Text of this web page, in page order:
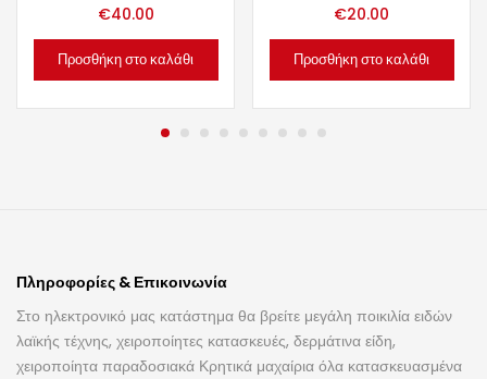
€40.00
Προσθήκη στο καλάθι
€20.00
Προσθήκη στο καλάθι
Πληροφορίες & Επικοινωνία
Στο ηλεκτρονικό μας κατάστημα θα βρείτε μεγάλη ποικιλία ειδών
λαϊκής τέχνης, χειροποίητες κατασκευές, δερμάτινα είδη,
χειροποίητα παραδοσιακά Κρητικά μαχαίρια όλα κατασκευασμένα